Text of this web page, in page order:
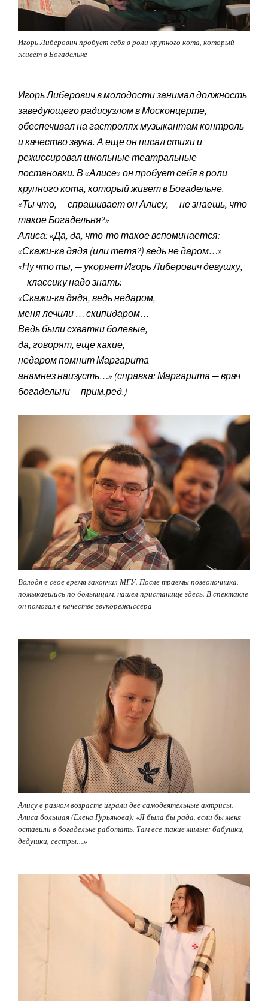
Игорь Либерович пробует себя в роли крупного кота, который
живет в Богадельне
Игорь Либерович в молодости занимал должность
заведующего радиоузлом в Москонцерте,
обеспечивал на гастролях музыкантам контроль
и качество звука. А еще он писал стихи и
режиссировал школьные театральные
постановки. В «Алисе» он пробует себя в роли
крупного кота, который живет в Богадельне.
«Ты что, — спрашивает он Алису, — не знаешь, что
такое Богадельня?»
Алиса: «Да, да, что-то такое вспоминается:
«Скажи-ка дядя (или тетя?) ведь не даром…»
«Ну что ты, — укоряет Игорь Либерович девушку,
— классику надо знать:
«Скажи-ка дядя, ведь недаром,
меня лечили … скипидаром…
Ведь были схватки болевые,
да, говорят, еще какие,
недаром помнит Маргарита
анамнез наизусть…» (справка: Маргарита — врач
богадельни — прим.ред.)
Володя в свое время закончил МГУ. После травмы позвоночника,
помыкавшись по больницам, нашел пристанище здесь. В спектакле
он помогал в качестве звукорежиссера
Алису в разном возрасте играли две самодеятельные актрисы.
Алиса большая (Елена Гурьянова): «Я была бы рада, если бы меня
оставили в богадельне работать. Там все такие милые: бабушки,
дедушки, сестры…»